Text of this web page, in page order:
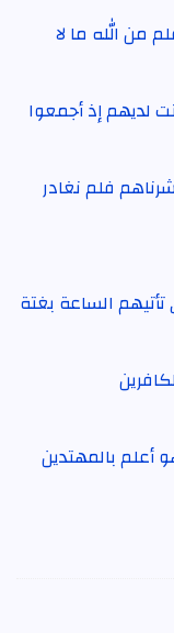
من الله ما لا
لديهم إذ أجمعوا
فلم نغادر
الساعة بغتة
بالمهتدين